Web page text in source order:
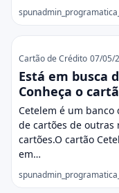
Cartão de Crédito 07/05/
Está em busca
Conheça o
Cetelem é um
de cartões de outras
cartões.O cartão
em…